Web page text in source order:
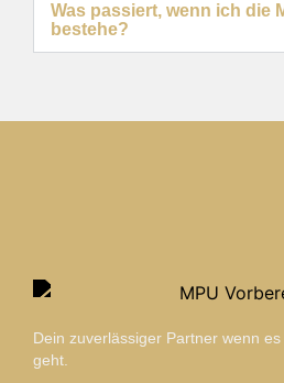
Was passiert, wenn ich die
bestehe?
Dein zuverlässiger Partner wenn
geht.